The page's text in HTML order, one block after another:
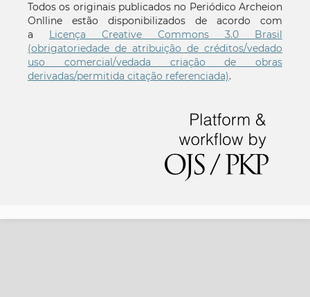
Todos os originais publicados no Periódico Archeion
Onlline estão disponibilizados de acordo com
a Licença Creative Commons 3.0 Brasil
(obrigatoriedade de atribuição de créditos/vedado
uso comercial/vedada criação de obras
derivadas/permitida citação referenciada).